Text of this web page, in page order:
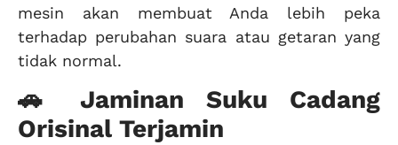
mesin akan membuat Anda lebih peka
terhadap perubahan suara atau getaran yang
tidak normal.
🚗 Jaminan Suku Cadang
Orisinal Terjamin